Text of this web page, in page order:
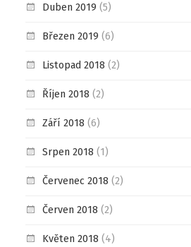
Duben 2019 (5)
Březen 2019 (6)
Listopad 2018 (2)
Říjen 2018 (2)
Září 2018 (6)
Srpen 2018 (1)
Červenec 2018 (2)
Červen 2018 (2)
Květen 2018 (4)